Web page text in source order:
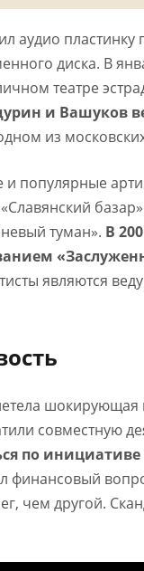
аудио
диска. В
театре
и Вашуков
из
и популярные
туман». В
являются
шокирующая
совместную
по
финансовый
чем другой.